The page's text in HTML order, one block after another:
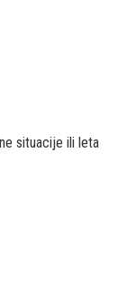
situacije ili leta